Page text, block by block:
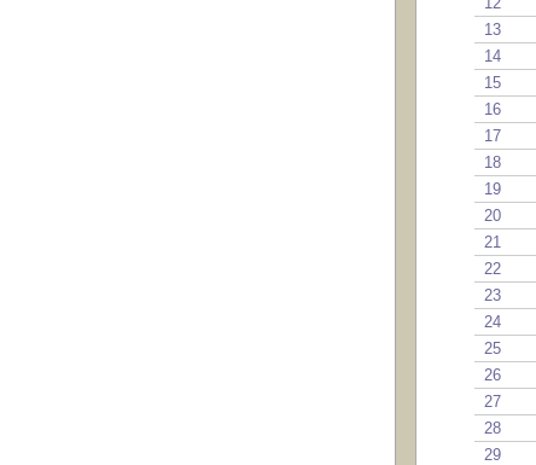
13
14
15
16
17
18
19
20
21
22
23
24
25
26
27
28
29